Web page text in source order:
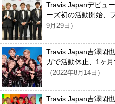
Travis Japanデビュ
ーズ初の活動開始、
9月29日）
Travis Japan吉澤閑
ガで活動休止、1ヶ
（2022年8月14日）
Travis Japan吉澤閑